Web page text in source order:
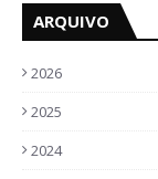
ARQUIVO
2026
2025
2024